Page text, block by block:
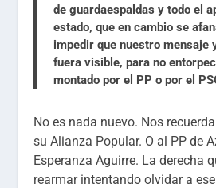
de guardaespaldas y todo el
estado, que en cambio se
impedir que nuestro mensaje
fuera visible, para no
montado por el PP o por el
No es nada nuevo. Nos
su Alianza Popular. O al PP de
Esperanza Aguirre. La derecha
rearmar intentando olvidar a